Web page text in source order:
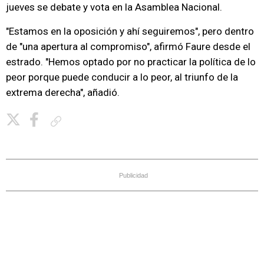
jueves se debate y vota en la Asamblea Nacional.
"Estamos en la oposición y ahí seguiremos", pero dentro
de "una apertura al compromiso", afirmó Faure desde el
estrado. "Hemos optado por no practicar la política de lo
peor porque puede conducir a lo peor, al triunfo de la
extrema derecha", añadió.
Publicidad